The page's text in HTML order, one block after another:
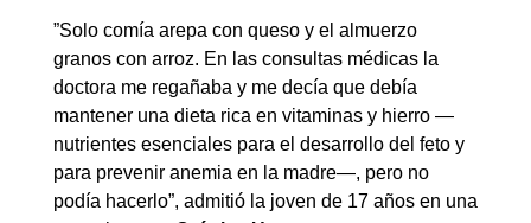
”Solo comía arepa con queso y el almuerzo
granos con arroz. En las consultas médicas la
doctora me regañaba y me decía que debía
mantener una dieta rica en vitaminas y hierro —
nutrientes esenciales para el desarrollo del feto y
para prevenir anemia en la madre—, pero no
podía hacerlo”, admitió la joven de 17 años en una